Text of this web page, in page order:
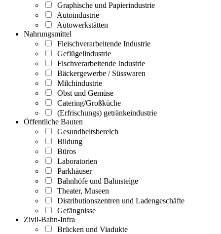
Graphische und Papierindustrie
Autoindustrie
Autowerkstätten
Nahrungsmittel
Fleischverarbeitende Industrie
Geflügelindustrie
Fischverarbeitende Industrie
Bäckergewerbe / Süsswaren
Milchindustrie
Obst und Gemüse
Catering/Großküche
(Erfrischungs) getränkeindustrie
Öffentliche Bauten
Gesundheitsbereich
Bildung
Büros
Laboratorien
Parkhäuser
Bahnhöfe und Bahnsteige
Theater, Museen
Distributionszentren und Ladengeschäfte
Gefängnisse
Zivil-Bahn-Infra
Brücken und Viadukte